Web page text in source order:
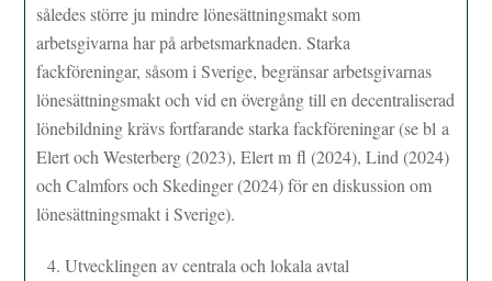
således större ju mindre lönesättningsmakt som
arbetsgivarna har på arbetsmarknaden. Starka
fackföreningar, såsom i Sverige, begränsar arbetsgivarnas
lönesättningsmakt och vid en övergång till en decentraliserad
lönebildning krävs fortfarande starka fackföreningar (se bl a
Elert och Westerberg (2023), Elert m fl (2024), Lind (2024)
och Calmfors och Skedinger (2024) för en diskussion om
lönesättningsmakt i Sverige).
Utvecklingen av centrala och lokala avtal